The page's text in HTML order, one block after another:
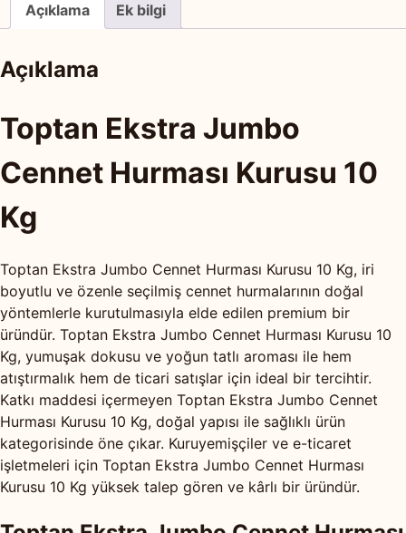
Açıklama Ek bilgi
Açıklama
Toptan Ekstra Jumbo
Cennet Hurması Kurusu 10
Kg
Toptan Ekstra Jumbo Cennet Hurması Kurusu 10 Kg, iri
boyutlu ve özenle seçilmiş cennet hurmalarının doğal
yöntemlerle kurutulmasıyla elde edilen premium bir
üründür. Toptan Ekstra Jumbo Cennet Hurması Kurusu 10
Kg, yumuşak dokusu ve yoğun tatlı aroması ile hem
atıştırmalık hem de ticari satışlar için ideal bir tercihtir.
Katkı maddesi içermeyen Toptan Ekstra Jumbo Cennet
Hurması Kurusu 10 Kg, doğal yapısı ile sağlıklı ürün
kategorisinde öne çıkar. Kuruyemişçiler ve e-ticaret
işletmeleri için Toptan Ekstra Jumbo Cennet Hurması
Kurusu 10 Kg yüksek talep gören ve kârlı bir üründür.